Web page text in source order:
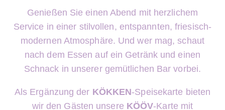
Genießen Sie einen Abend mit herzlichem
Service in einer stilvollen, entspannten, friesisch-
modernen Atmosphäre. Und wer mag, schaut
nach dem Essen auf ein Getränk und einen
Schnack in unserer gemütlichen Bar vorbei.
Als Ergänzung der KÖKKEN-Speisekarte bieten
wir den Gästen unsere KÖÖV-Karte mit